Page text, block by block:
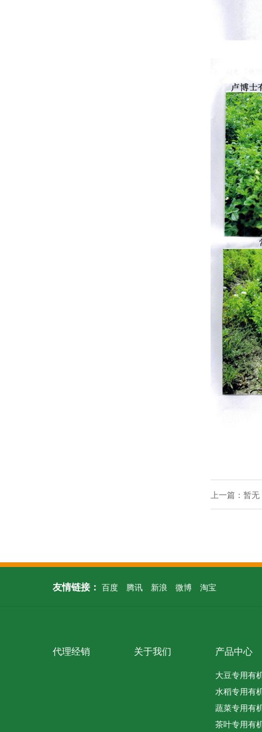
上一篇：暂无
友情链接： 百度 腾讯 新浪 微博 淘宝
代理经销 关于我们 产品中心
大豆专用有
水稻专用有
蔬菜专用有
茶叶专用有